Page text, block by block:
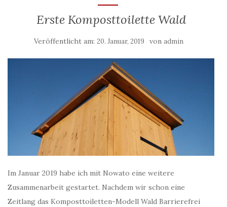
Erste Komposttoilette Wald
Veröffentlicht am: 20. Januar, 2019 von admin
Im Januar 2019 habe ich mit Nowato eine weitere
Zusammenarbeit gestartet. Nachdem wir schon eine
Zeitlang das Komposttoiletten-Modell Wald Barrierefrei